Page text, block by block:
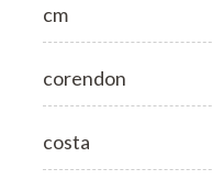
cm
corendon
costa